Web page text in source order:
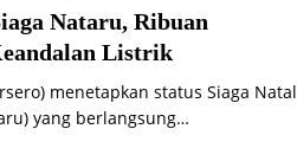
Nataru, Ribuan
Listrik
menetapkan status Siaga Natal
yang berlangsung…